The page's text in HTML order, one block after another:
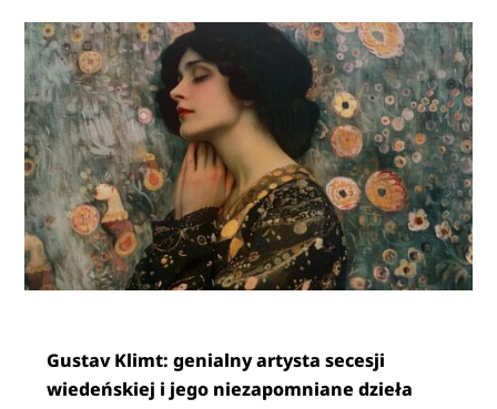
Gustav Klimt: genialny artysta secesji
wiedeńskiej i jego niezapomniane dzieła